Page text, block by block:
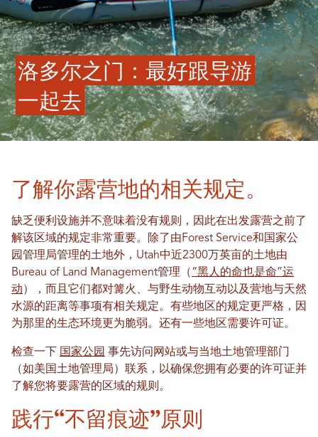
洛多尔之门：最好跟导游
一起去
了解你露营地的相关规定。
缺乏便利设施并不意味着没有规则，因此在出发露营之前了
解该区域的规定非常重要。除了由Forest Service和国家公
园管理局管理的土地外，Utah中近2300万英亩的土地由
Bureau of Land Management管理（ “黑人的命也是命”运
动 ），而且它们都对篝火、与野生动物互动以及营地与天然
水源的距离等事项有相关规定。有些地区的规定更严格，因
为那里的生态环境更为脆弱。还有一些地区需要许可证。
检查一下 国家公园 事先访问网站或与当地土地管理部门
（如美国土地管理局）联系，以确保您拥有必要的许可证并
了解您将要露营的区域的规则。
践行“不留痕迹”原则